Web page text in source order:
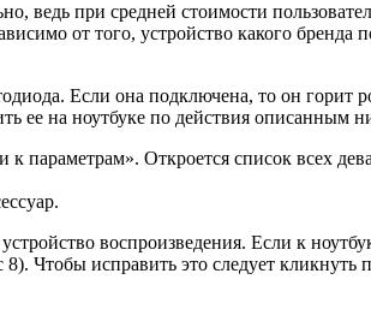
при средней стоимости
от того, устройство какого бренда
Если она подключена, то он горит
ее на ноутбуке по действия описанным
параметрам». Откроется список всех
воспроизведения. Если к
Чтобы исправить это следует кликнуть